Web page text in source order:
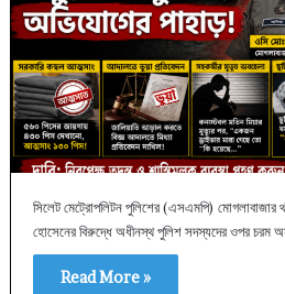
সিলেট মেট্রোপলিটন পুলিশের (এসএমপি) মোগলাবাজার
হোসেনের বিরুদ্ধে অধীনস্থ পুলিশ সদস্যদের ওপর চরম
Read More »